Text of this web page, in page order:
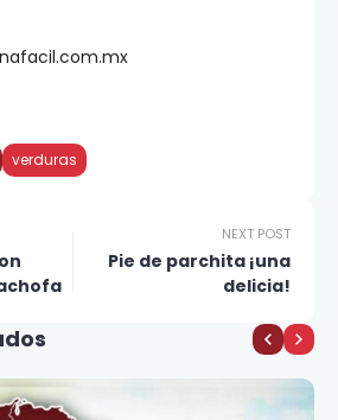
verduras
NEXT POST
Pie de parchita ¡una
delicia!